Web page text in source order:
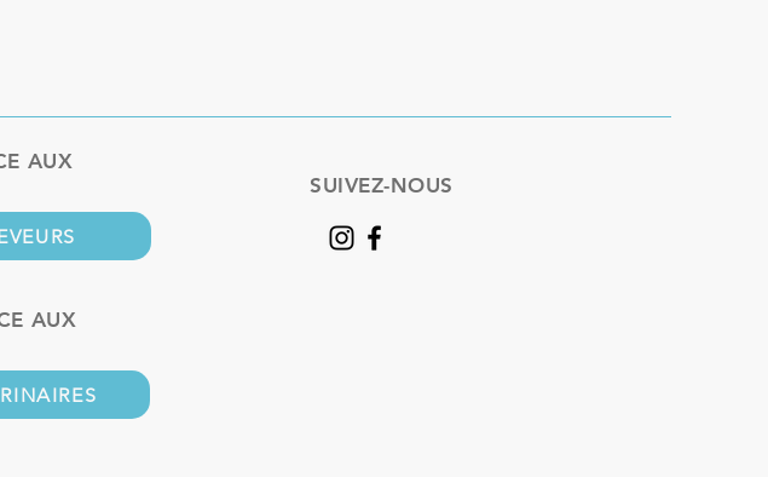
AUX
AUX
SUIVEZ-NOUS